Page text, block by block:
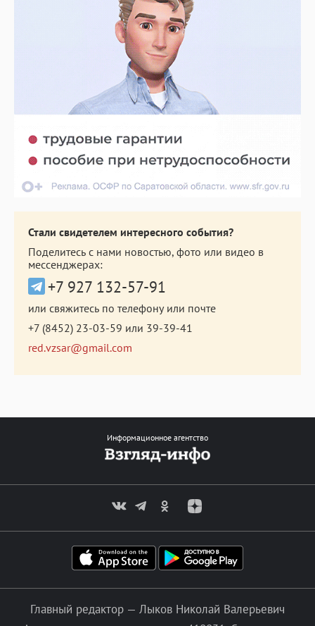
Стали свидетелем интересного события?
Поделитесь с нами новостью, фото или видео в
мессенджерах:
+7 927 132-57-91
или свяжитесь по телефону или почте
+7 (8452) 23-03-59 или 39-39-41
red.vzsar@gmail.com
Информационное агентство
Главный редактор — Лыков Николай Валерьевич